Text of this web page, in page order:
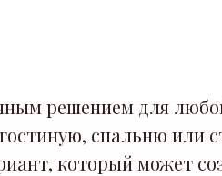
решением для
спальню или
который может